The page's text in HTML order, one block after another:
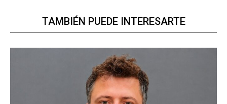
TAMBIÉN PUEDE INTERESARTE